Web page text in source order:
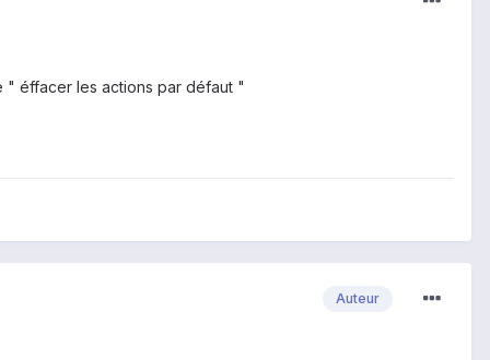
éffacer les actions par défaut "
Auteur